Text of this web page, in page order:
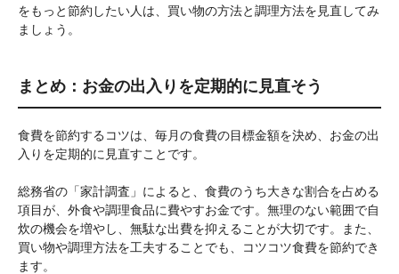
をもっと節約したい人は、買い物の方法と調理方法を見直してみ
ましょう。
まとめ：お金の出入りを定期的に見直そう
食費を節約するコツは、毎月の食費の目標金額を決め、お金の出
入りを定期的に見直すことです。
総務省の「家計調査」によると、食費のうち大きな割合を占める
項目が、外食や調理食品に費やすお金です。無理のない範囲で自
炊の機会を増やし、無駄な出費を抑えることが大切です。また、
買い物や調理方法を工夫することでも、コツコツ食費を節約でき
ます。